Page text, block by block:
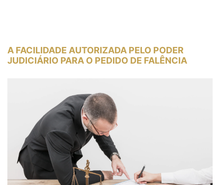
A FACILIDADE AUTORIZADA PELO PODER
JUDICIÁRIO PARA O PEDIDO DE FALÊNCIA